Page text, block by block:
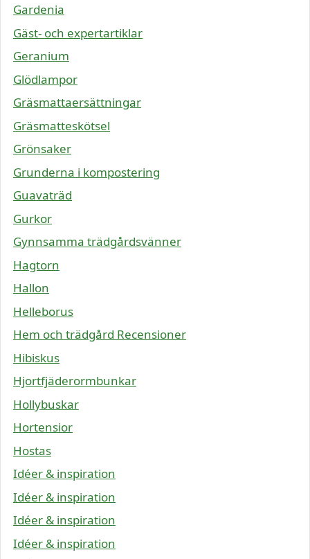
Gardenia
Gäst- och expertartiklar
Geranium
Glödlampor
Gräsmattaersättningar
Gräsmatteskötsel
Grönsaker
Grunderna i kompostering
Guavaträd
Gurkor
Gynnsamma trädgårdsvänner
Hagtorn
Hallon
Helleborus
Hem och trädgård Recensioner
Hibiskus
Hjortfjäderormbunkar
Hollybuskar
Hortensior
Hostas
Idéer & inspiration
Idéer & inspiration
Idéer & inspiration
Idéer & inspiration